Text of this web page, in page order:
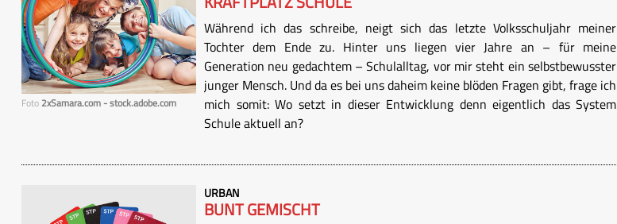
Foto 2xSamara.com - stock.adobe.com
Während ich das schreibe, neigt sich das letzte Volksschuljahr meiner
Tochter dem Ende zu. Hinter uns liegen vier Jahre an – für meine
Generation neu gedachtem – Schulalltag, vor mir steht ein selbstbewusster
junger Mensch. Und da es bei uns daheim keine blöden Fragen gibt, frage ich
mich somit: Wo setzt in dieser Entwicklung denn eigentlich das System
Schule aktuell an?
URBAN
BUNT GEMISCHT